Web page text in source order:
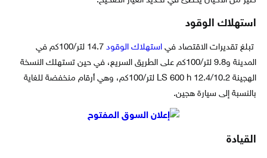
استهلاك الوقود
تبلغ تقديرات الاقتصاد في استهلاك الوقود
14.7 لتر/100كم في
المدينة و9.8 لتر/100كم على الطريق السريع، في حين تستهلك النسخة
الهجينة LS 600 h 12.4/10.2 لتر/100كم، وهي أرقام منخفضة للغاية
بالنسبة إلى سيارة هجين.
القيادة